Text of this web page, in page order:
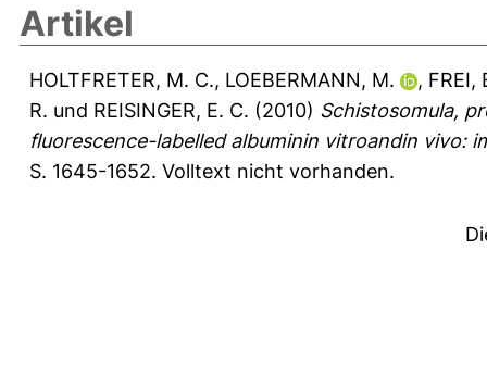
Artikel
HOLTFRETER, M. C., LOEBERMANN, M. , FREI,
R. und REISINGER, E. C. (2010) Schistosomula,
fluorescence-labelled albuminin vitroandin vivo:
S. 1645-1652. Volltext nicht vorhanden.